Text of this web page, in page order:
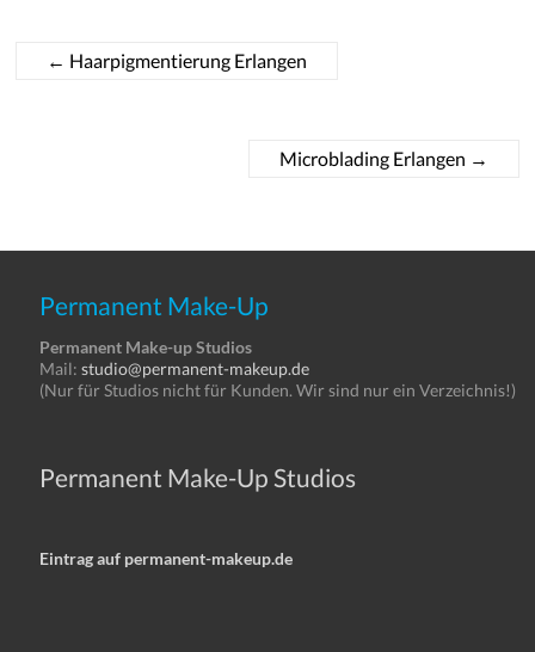
← Haarpigmentierung Erlangen
Microblading Erlangen →
Permanent Make-Up
Permanent Make-up Studios
Mail:studio@permanent-makeup.de
(Nur für Studios nicht für Kunden. Wir sind nur ein Verzeichnis!)
Permanent Make-Up Studios
Eintrag auf permanent-makeup.de